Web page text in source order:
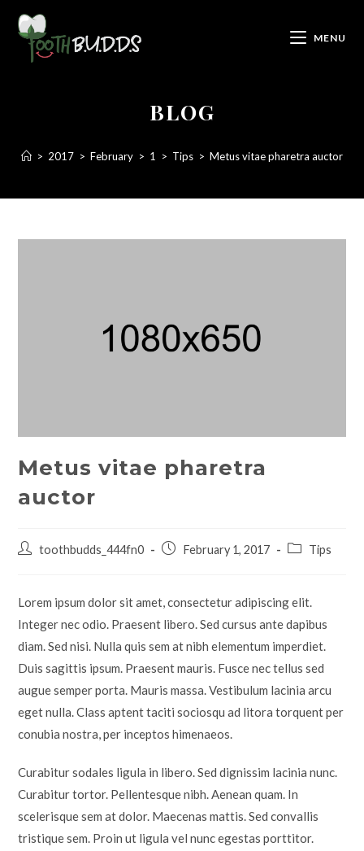
MENU
BLOG
> 2017 > February > 1 > Tips > Metus vitae pharetra auctor
Metus vitae pharetra
auctor
toothbudds_444fn0 February 1, 2017 Tips
Lorem ipsum dolor sit amet, consectetur adipiscing elit.
Integer nec odio. Praesent libero. Sed cursus ante dapibus
diam. Sed nisi. Nulla quis sem at nibh elementum imperdiet.
Duis sagittis ipsum. Praesent mauris. Fusce nec tellus sed
augue semper porta. Mauris massa. Vestibulum lacinia arcu
eget nulla. Class aptent taciti sociosqu ad litora torquent per
conubia nostra, per inceptos himenaeos.
Curabitur sodales ligula in libero. Sed dignissim lacinia nunc.
Curabitur tortor. Pellentesque nibh. Aenean quam. In
scelerisque sem at dolor. Maecenas mattis. Sed convallis
tristique sem. Proin ut ligula vel nunc egestas porttitor.